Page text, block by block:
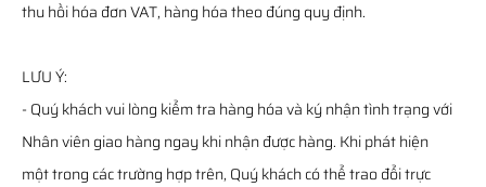
thu hồi hóa đơn VAT, hàng hóa theo đúng quy định.
LƯU Ý:
- Quý khách vui lòng kiểm tra hàng hóa và ký nhận tình trạng với
Nhân viên giao hàng ngay khi nhận được hàng. Khi phát hiện
một trong các trường hợp trên, Quý khách có thể trao đổi trực